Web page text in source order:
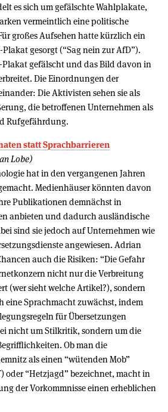
es sich um gefälschte Wahlplakate,
vermeintlich eine politische
großes Aufsehen hatte kürzlich ein
gesorgt (“Sag nein zur AfD”).
gefälscht und das Bild davon in
Die Einordnungen der
Die Aktivisten sehen sie als
die betroffenen Unternehmen als
Rufgefährdung.
statt Sprachbarrieren
Lobe)
hat in den vergangenen Jahren
Medienhäuser könnten davon
Publikationen demnächst in
anbieten und dadurch ausländische
sind sie jedoch auf Unternehmen wie
angewiesen. Adrian
auch die Risiken: “Die Gefahr
nicht nur die Verbreitung
(wer sieht welche Artikel?), sondern
eine Sprachmacht zuwächst, indem
für Übersetzungen
nicht um Stilkritik, sondern um die
Ob man die
als einen “wütenden Mob”
oder “Hetzjagd” bezeichnet, macht in
der Vorkommnisse einen erheblichen